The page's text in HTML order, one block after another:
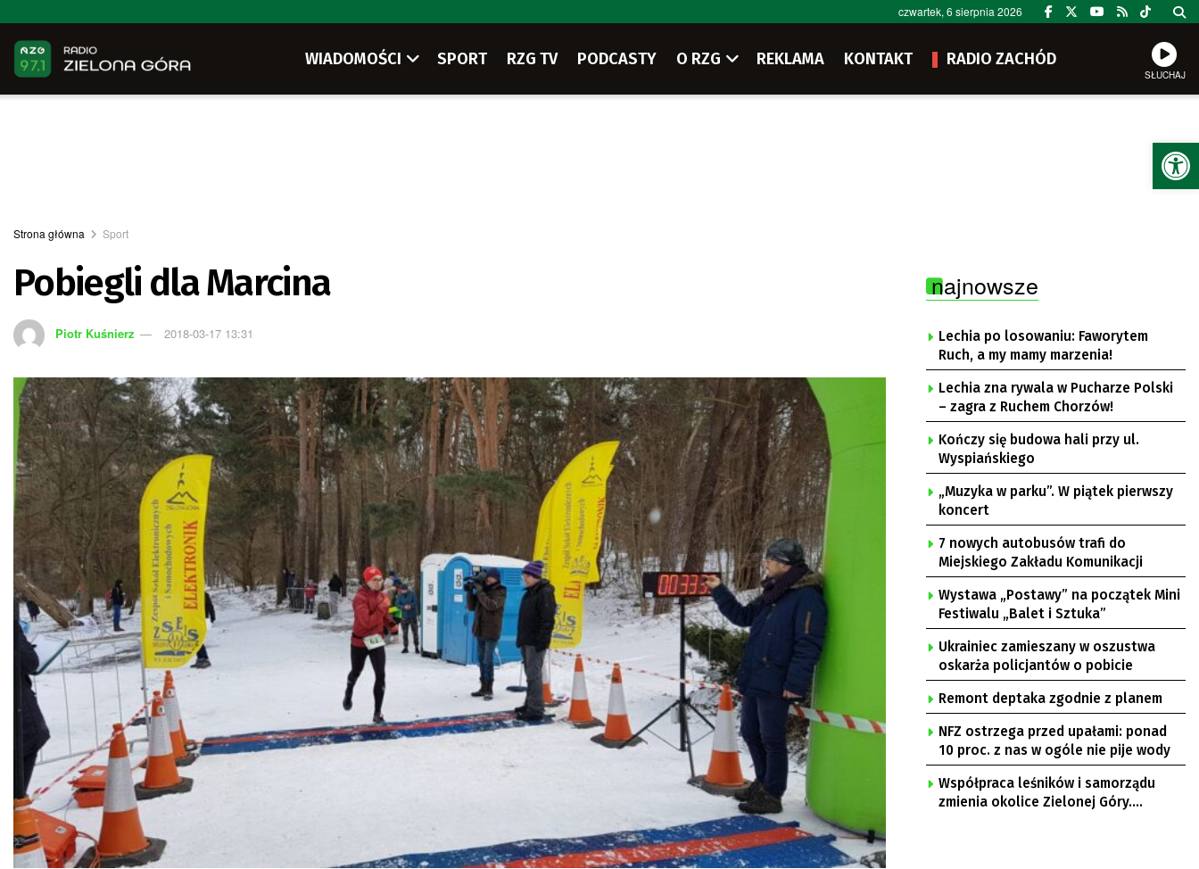
czwartek, 6 sierpnia 2026
WIADOMOŚCI SPORT RZG TV PODCASTY O RZG REKLAMA KONTAKT RADIO ZACHÓD
SŁUCHAJ
Strona główna Sport
Pobiegli dla Marcina
Piotr Kuśnierz 2018-03-17 13:31
najnowsze
Lechia po losowaniu: Faworytem
Ruch, a my mamy marzenia!
Lechia zna rywala w Pucharze Polski
– zagra z Ruchem Chorzów!
Kończy się budowa hali przy ul.
Wyspiańskiego
„Muzyka w parku”. W piątek pierwszy
koncert
7 nowych autobusów trafi do
Miejskiego Zakładu Komunikacji
Wystawa „Postawy” na początek Mini
Festiwalu „Balet i Sztuka”
Ukrainiec zamieszany w oszustwa
oskarża policjantów o pobicie
Remont deptaka zgodnie z planem
NFZ ostrzega przed upałami: ponad
10 proc. z nas w ogóle nie pije wody
Współpraca leśników i samorządu
zmienia okolice Zielonej Góry.